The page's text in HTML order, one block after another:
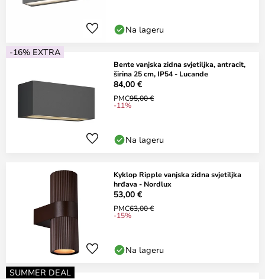
Na lageru
-16% EXTRA
Bente vanjska zidna svjetiljka, antracit,
širina 25 cm, IP54 - Lucande
84,00 €
PMC95,00 €
-11%
Na lageru
Kyklop Ripple vanjska zidna svjetiljka
hrđava - Nordlux
53,00 €
PMC63,00 €
-15%
Na lageru
SUMMER DEAL